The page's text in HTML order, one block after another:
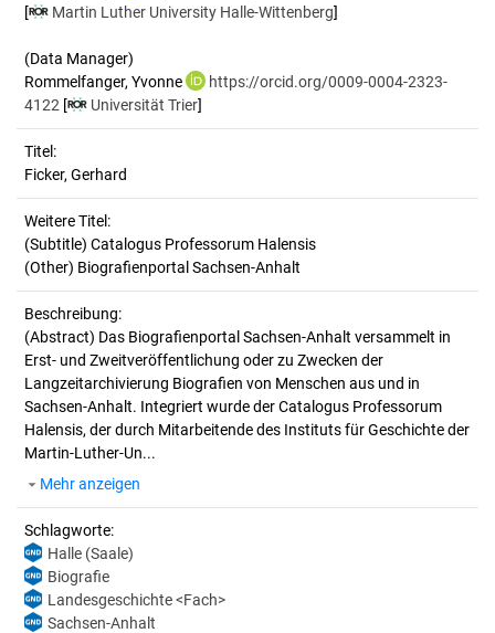
[
Martin Luther University Halle-Wittenberg]
(Data Manager)
Rommelfanger, Yvonne
https://orcid.org/0009-0004-2323-
4122 [ Universität Trier]
Titel:
Ficker, Gerhard
Weitere Titel:
(Subtitle) Catalogus Professorum Halensis
(Other) Biografienportal Sachsen-Anhalt
Beschreibung:
(Abstract) Das Biografienportal Sachsen-Anhalt versammelt in
Erst- und Zweitveröffentlichung oder zu Zwecken der
Langzeitarchivierung Biografien von Menschen aus und in
Sachsen-Anhalt. Integriert wurde der Catalogus Professorum
Halensis, der durch Mitarbeitende des Instituts für Geschichte der
Martin-Luther-Un...
Mehr anzeigen
Schlagworte:
Halle (Saale)
Biografie
Landesgeschichte <Fach>
Sachsen-Anhalt